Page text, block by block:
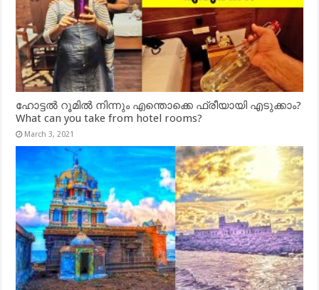
ഹോട്ടൽ റൂമിൽ നിന്നും എന്തൊക്കെ ഫ്രീയായി എടുക്കാം?
What can you take from hotel rooms?
March 3, 2021